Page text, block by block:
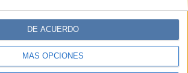
MÁS OPCIONES
DE ACUERDO